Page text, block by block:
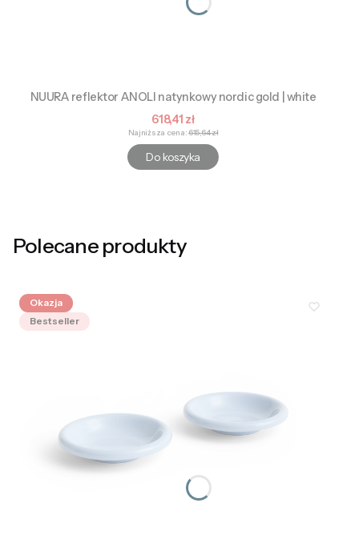
NUURA reflektor ANOLI natynkowy nordic gold | white
Cena promocyjna
618,41 zł
Najniższa cena:615,64 zł
Do koszyka
Polecane produkty
Okazja
Bestseller